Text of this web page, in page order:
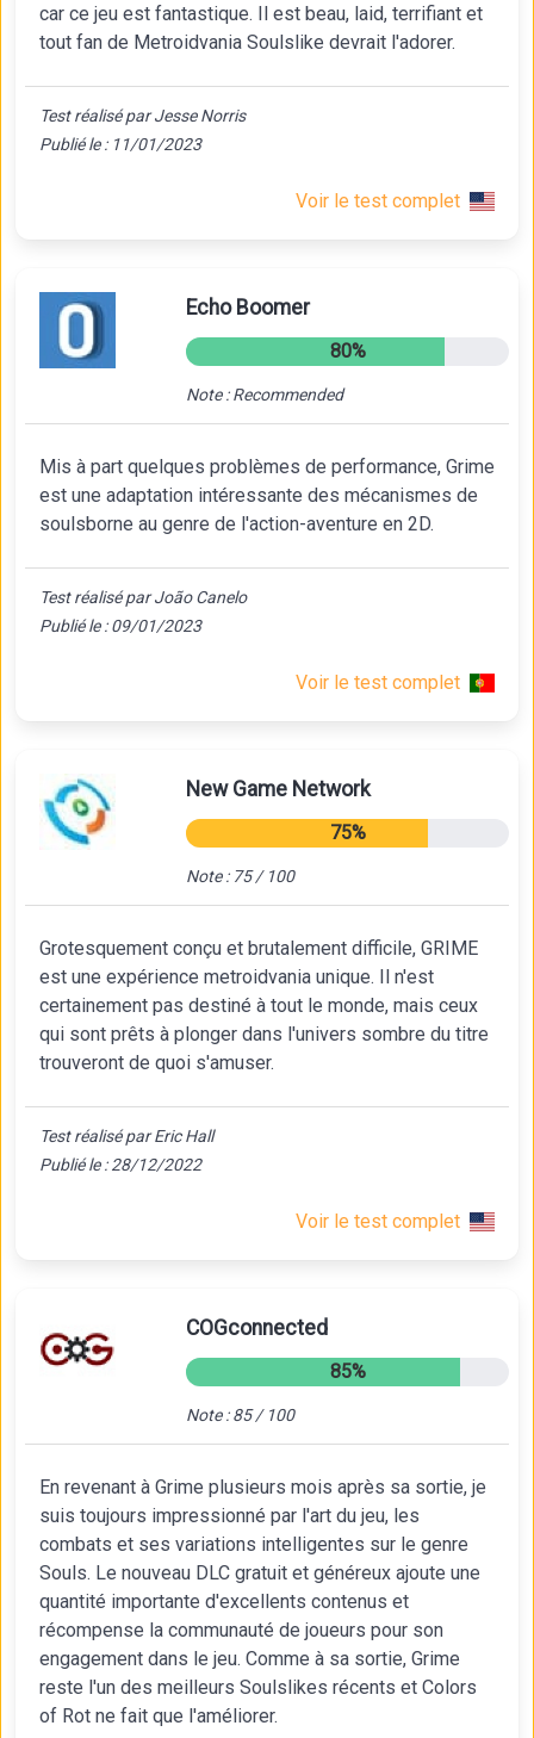
car ce jeu est fantastique. Il est beau, laid, terrifiant et
tout fan de Metroidvania Soulslike devrait l'adorer.
Test réalisé par Jesse Norris
Publié le : 11/01/2023
Voir le test complet
Echo Boomer
80%
Note : Recommended
Mis à part quelques problèmes de performance, Grime
est une adaptation intéressante des mécanismes de
soulsborne au genre de l'action-aventure en 2D.
Test réalisé par João Canelo
Publié le : 09/01/2023
Voir le test complet
New Game Network
75%
Note : 75 / 100
Grotesquement conçu et brutalement difficile, GRIME
est une expérience metroidvania unique. Il n'est
certainement pas destiné à tout le monde, mais ceux
qui sont prêts à plonger dans l'univers sombre du titre
trouveront de quoi s'amuser.
Test réalisé par Eric Hall
Publié le : 28/12/2022
Voir le test complet
COGconnected
85%
Note : 85 / 100
En revenant à Grime plusieurs mois après sa sortie, je
suis toujours impressionné par l'art du jeu, les
combats et ses variations intelligentes sur le genre
Souls. Le nouveau DLC gratuit et généreux ajoute une
quantité importante d'excellents contenus et
récompense la communauté de joueurs pour son
engagement dans le jeu. Comme à sa sortie, Grime
reste l'un des meilleurs Soulslikes récents et Colors
of Rot ne fait que l'améliorer.